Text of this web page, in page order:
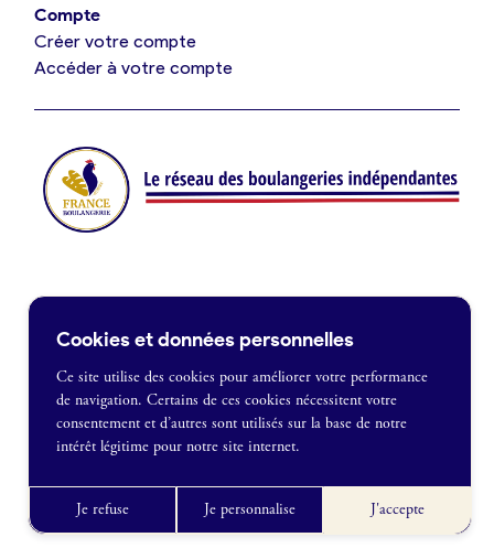
Je suis fournisseur
Je crée mon compte
France Boulangerie
1 rue Alexandre Fleming
09 86 23 49 09
Compte
Créer votre compte
Accéder à votre compte
Je souhaite être recontacté
CGU
Cookies et données personnelles
Ce site utilise des cookies pour améliorer votre performance
de navigation. Certains de ces cookies nécessitent votre
consentement et d’autres sont utilisés sur la base de notre
intérêt légitime pour notre site internet.
Je refuse Je personnalise J'accepte